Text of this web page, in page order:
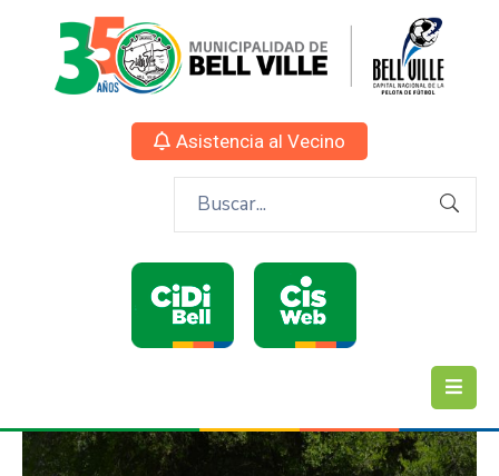
Asistencia al Vecino